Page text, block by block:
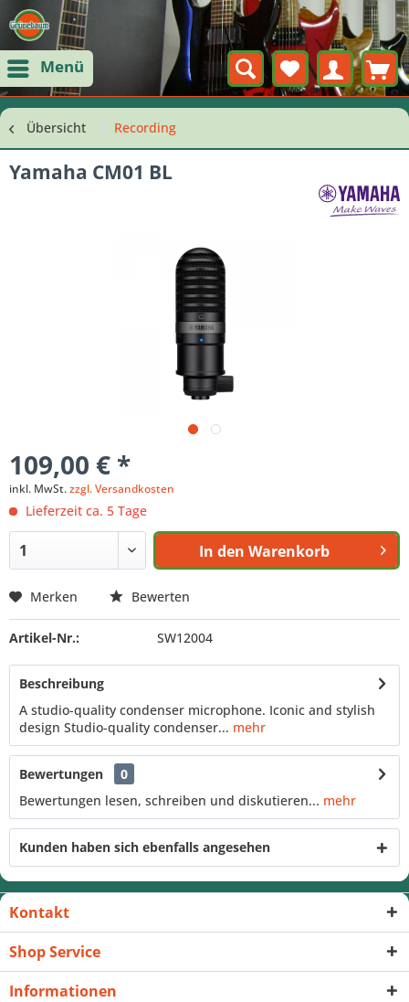
Menü
Übersicht Recording
Yamaha CM01 BL
109,00 € *
inkl. MwSt.zzgl. Versandkosten
Lieferzeit ca. 5 Tage
In den Warenkorb
Merken Bewerten
Artikel-Nr.: SW12004
Beschreibung
A studio-quality condenser microphone. Iconic and stylish
design Studio-quality condenser... mehr
Bewertungen
0
Bewertungen lesen, schreiben und diskutieren... mehr
Kunden haben sich ebenfalls angesehen
Kontakt
Shop Service
Informationen